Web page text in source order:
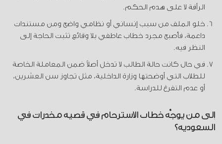
الرأفة لا على هدم الحكم.
خلو الملف من سبب إنساني أو نظامي واضح ومن مستندات
داعمة، فأصبح مجرد خطاب عاطفي بلا وقائع تثبت الحاجة إلى
النظر فيه.
في حال كانت حالة الطالب لا تدخل أصلاً ضمن المعاملة الخاصة
للطلاب التي أوضحتها وزارة الداخلية، مثل تجاوز سن العشرين،
أو عدم التفرغ للدراسة.
إلى من يوجَّه خطاب الاسترحام في قضية مخدرات في
السعودية؟